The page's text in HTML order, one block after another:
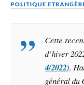
POLITIQUE
Cette
d’hiver
4/2022).
général du